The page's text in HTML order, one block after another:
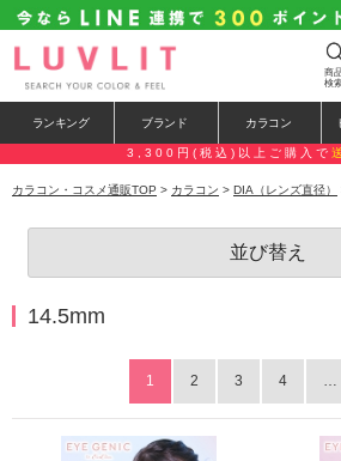
商
検
ランキング ブランド カラコン
3,300円(税込)以上ご購入で
カラコン・コスメ通販TOP > カラコン > DIA（レンズ直径）
並び替え
14.5mm
1 2 3 4 …